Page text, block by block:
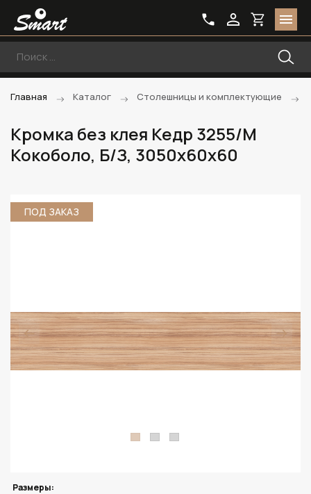
Главная Каталог Столешницы и комплектующие
Кромка без клея Кедр 3255/M
Кокоболо, Б/З, 3050х60х60
ПОД ЗАКАЗ
Размеры: